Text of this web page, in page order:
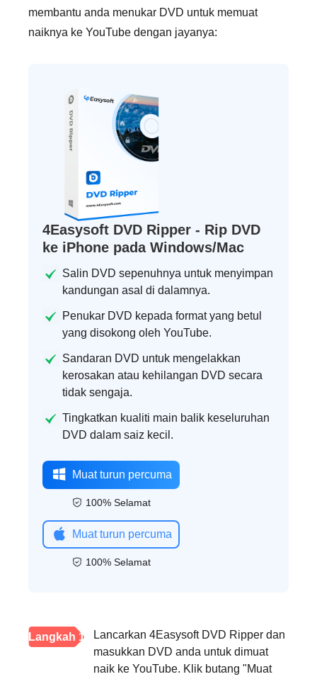
membantu anda menukar DVD untuk memuat
naiknya ke YouTube dengan jayanya:
4Easysoft DVD Ripper - Rip DVD
ke iPhone pada Windows/Mac
Salin DVD sepenuhnya untuk menyimpan
kandungan asal di dalamnya.
Penukar DVD kepada format yang betul
yang disokong oleh YouTube.
Sandaran DVD untuk mengelakkan
kerosakan atau kehilangan DVD secara
tidak sengaja.
Tingkatkan kualiti main balik keseluruhan
DVD dalam saiz kecil.
Muat turun percuma
100% Selamat
Muat turun percuma
100% Selamat
Langkah 1
Lancarkan 4Easysoft DVD Ripper dan
masukkan DVD anda untuk dimuat
naik ke YouTube. Klik butang "Muat